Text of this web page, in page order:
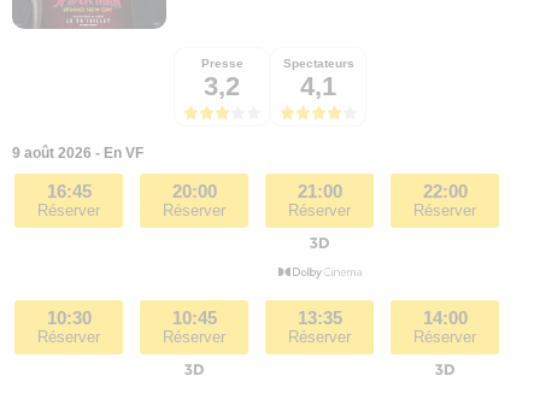
Presse
3,2
Spectateurs
4,1
9 août 2026 - En VF
16:45
Réserver
20:00
Réserver
21:00
Réserver
22:00
Réserver
10:30
Réserver
10:45
Réserver
13:35
Réserver
14:00
Réserver